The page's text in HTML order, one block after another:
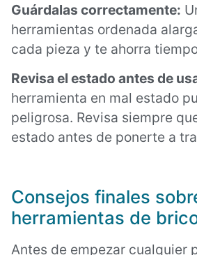
Guárdalas correctamente:
herramientas ordenada
cada pieza y te ahorra
Revisa el estado antes de
herramienta en mal estado
peligrosa. Revisa siempre
estado antes de ponerte a
Consejos finales
herramientas de
Antes de empezar cualquier